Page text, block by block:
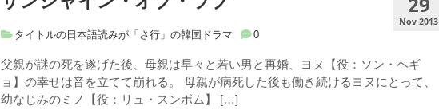
Nov 2013
タイトルの日本語読みが「さ行」の韓国ドラマ 0
父親が謎の死を遂げた後、母親は早々と若い男と再婚、ヨヌ【役：ソン・ヘギ
ョ】の幸せは音を立てて崩れる。 母親が病死した後も働き続けるヨヌにとって、
幼なじみのミノ【役：リュ・スンボム】 […]